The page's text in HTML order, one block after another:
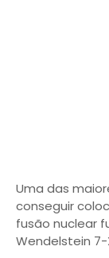
Uma das
conseguir
fusão nuclear
Wendelstein